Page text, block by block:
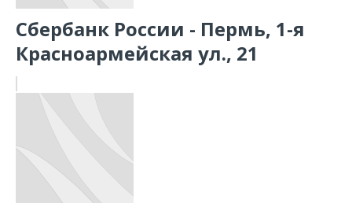
Сбербанк России - Пермь, 1-я
Красноармейская ул., 21